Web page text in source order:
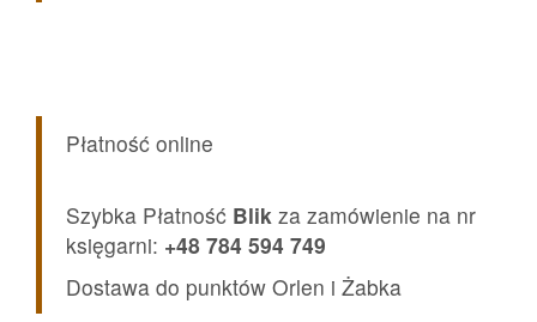
Płatność online
Szybka Płatność Blik za zamówienie na nr
księgarni: +48 784 594 749
Dostawa do punktów Orlen i Żabka